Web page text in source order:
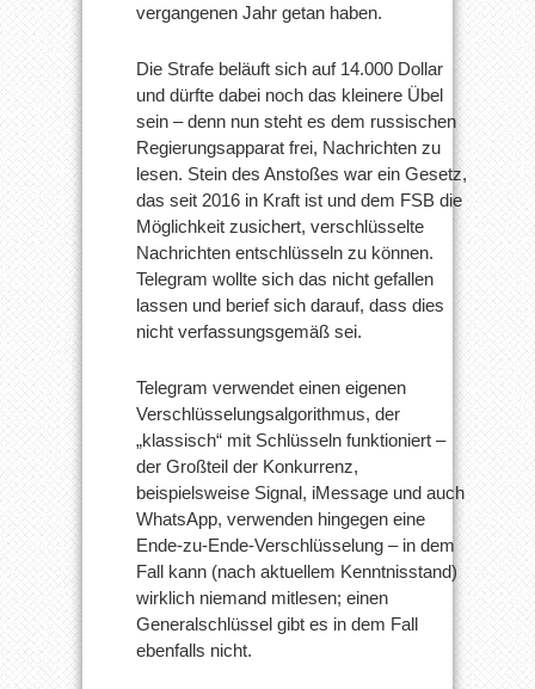
vergangenen Jahr getan haben.
Die Strafe beläuft sich auf 14.000 Dollar
und dürfte dabei noch das kleinere Übel
sein – denn nun steht es dem russischen
Regierungsapparat frei, Nachrichten zu
lesen. Stein des Anstoßes war ein Gesetz,
das seit 2016 in Kraft ist und dem FSB die
Möglichkeit zusichert, verschlüsselte
Nachrichten entschlüsseln zu können.
Telegram wollte sich das nicht gefallen
lassen und berief sich darauf, dass dies
nicht verfassungsgemäß sei.
Telegram verwendet einen eigenen
Verschlüsselungsalgorithmus, der
„klassisch“ mit Schlüsseln funktioniert –
der Großteil der Konkurrenz,
beispielsweise Signal, iMessage und auch
WhatsApp, verwenden hingegen eine
Ende-zu-Ende-Verschlüsselung – in dem
Fall kann (nach aktuellem Kenntnisstand)
wirklich niemand mitlesen; einen
Generalschlüssel gibt es in dem Fall
ebenfalls nicht.